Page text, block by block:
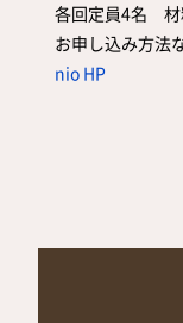
各回定員4名 材
お申し込み方法
nio HP